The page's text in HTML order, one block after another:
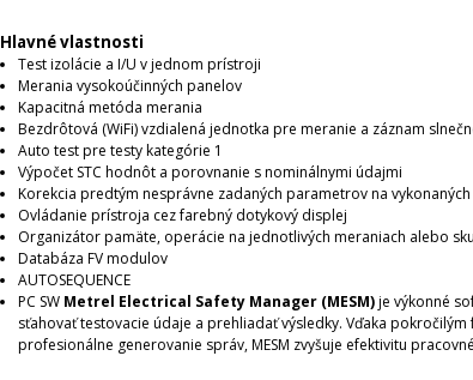
Hlavné vlastnosti
Test izolácie a I/U v jednom prístroji
Merania vysokoúčinných panelov
Kapacitná metóda merania
Bezdrôtová (WiFi) vzdialená jednotka pre meranie a záznam
Auto test pre testy kategórie 1
Výpočet STC hodnôt a porovnanie s nominálnymi údajmi
Korekcia predtým nesprávne zadaných parametrov na
Ovládanie prístroja cez farebný dotykový displej
Organizátor pamäte, operácie na jednotlivých meraniach alebo
Databáza FV modulov
AUTOSEQUENCE
PC SW Metrel Electrical Safety Manager (MESM)je výkonné
sťahovať testovacie údaje a prehliadať výsledky. Vďaka
profesionálne generovanie správ, MESM zvyšuje efektivitu